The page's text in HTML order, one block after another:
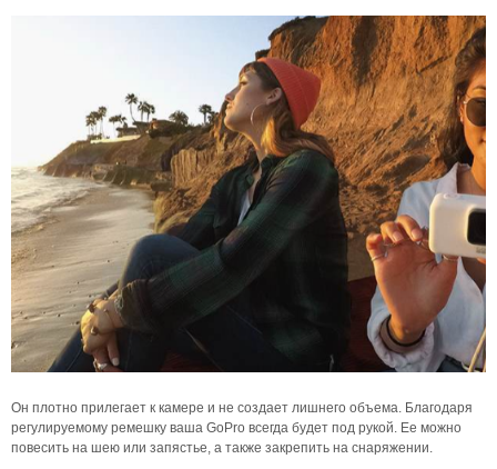
Он плотно прилегает к камере и не создает лишнего объема. Благодаря
регулируемому ремешку ваша GoPro всегда будет под рукой. Ее можно
повесить на шею или запястье, а также закрепить на снаряжении.